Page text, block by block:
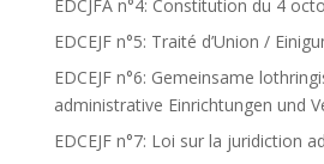
EDCJFA n°4: Constitution du 4
EDCEJF n°5: Traité d’Union /
EDCEJF n°6: Gemeinsame
administrative Einrichtungen und
EDCEJF n°7: Loi sur la juridiction